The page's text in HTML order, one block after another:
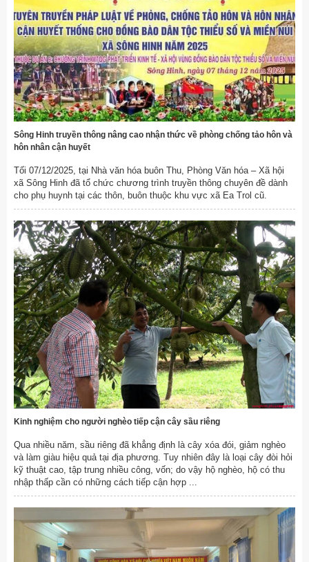
Sông Hinh truyền thông nâng cao nhận thức về phòng chống tảo hôn và
hôn nhân cận huyết
Tối 07/12/2025, tại Nhà văn hóa buôn Thu, Phòng Văn hóa – Xã hội
xã Sông Hinh đã tổ chức chương trình truyền thông chuyên đề dành
cho phụ huynh tại các thôn, buôn thuộc khu vực xã Ea Trol cũ.
Kinh nghiệm cho người nghèo tiếp cận cây sầu riêng
Qua nhiều năm, sầu riêng đã khẳng định là cây xóa đói, giảm nghèo
và làm giàu hiệu quả tại địa phương. Tuy nhiên đây là loại cây đòi hỏi
kỹ thuật cao, tập trung nhiều công, vốn; do vậy hộ nghèo, hộ có thu
nhập thấp cần có những cách tiếp cận hợp ...